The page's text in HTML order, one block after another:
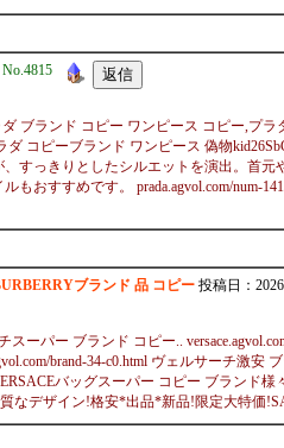
No.4815
ブランド コピー ワンピース コピー,プ
コピーブランド ワンピース 偽物
すっきりとしたシルエットを演出。首
おすすめです。 prada.agvol.com/num-
ブランド 品 コピー投稿日：
ーパー ブランド コピー..
brand-34-c0.html ヴェルサーチ激
バッグスーパー コピー ブランド
なデザイン!格安*出品*新品!限定大特価